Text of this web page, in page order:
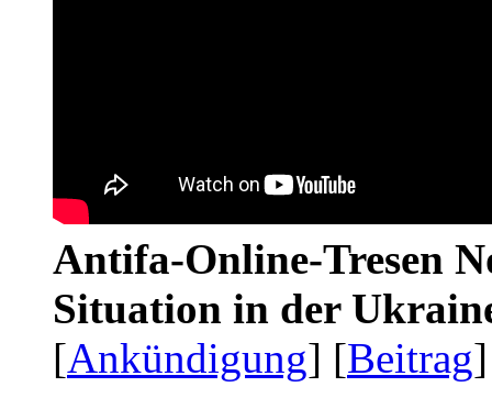
Antifa-Online-Tresen
Situation in der
[Ankündigung] [Beitrag